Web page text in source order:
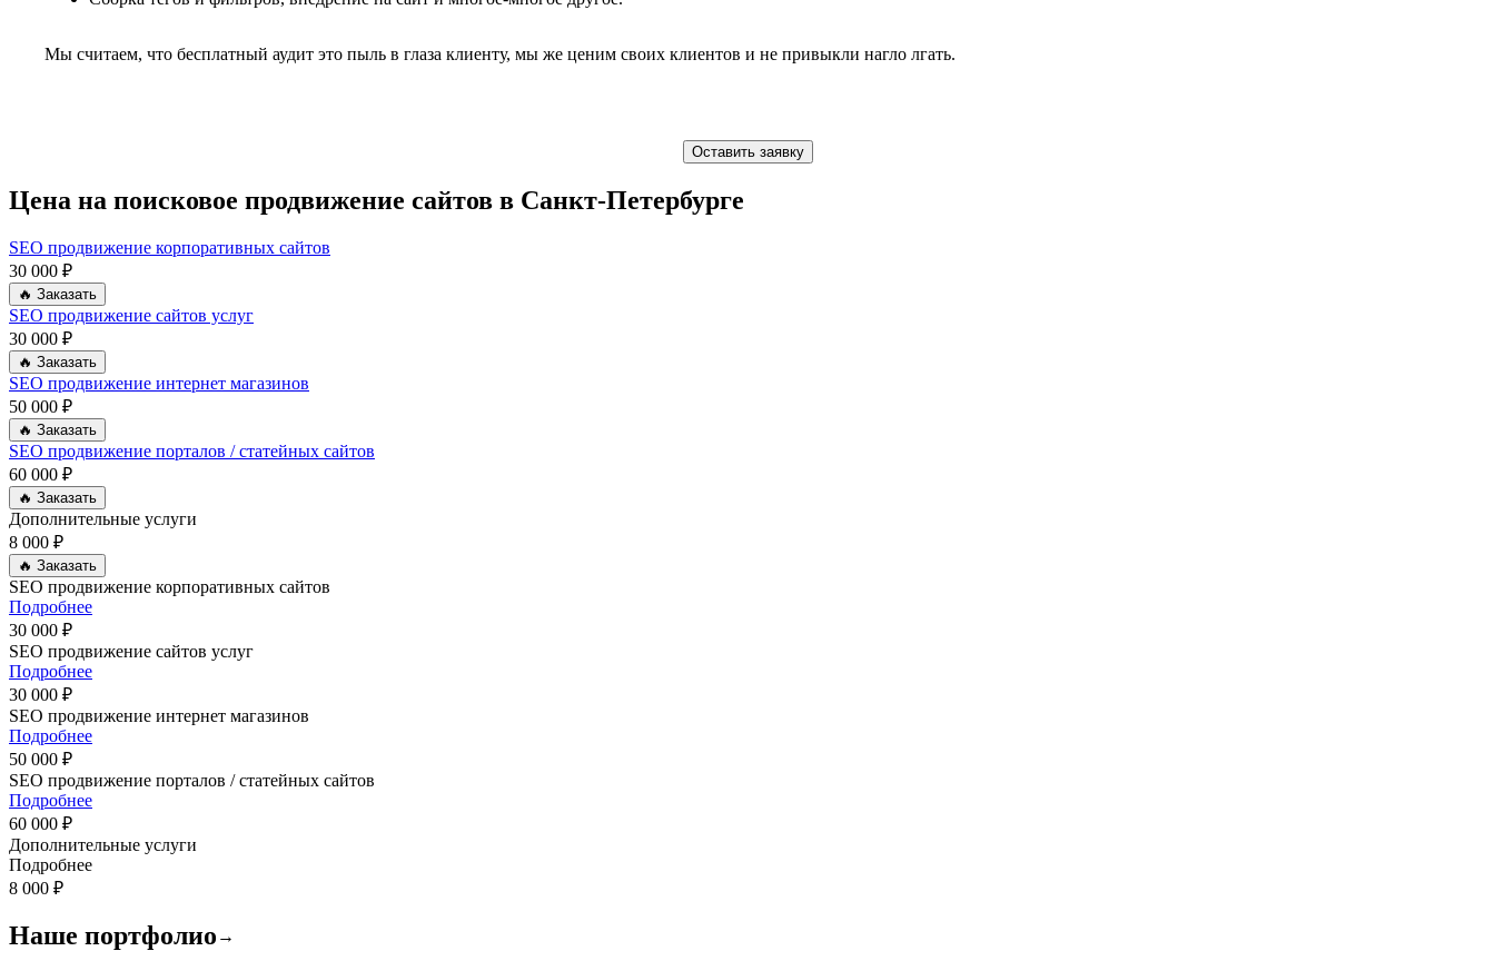
Мы считаем, что бесплатный аудит это пыль в глаза клиенту, мы же ценим своих клиентов и не привыкли нагло лгать.
Оставить заявку
Цена на поисковое продвижение сайтов в Санкт-Петербурге
SEO продвижение корпоративных сайтов
30 000 ₽
🔥 Заказать
SEO продвижение сайтов услуг
30 000 ₽
🔥 Заказать
SEO продвижение интернет магазинов
50 000 ₽
🔥 Заказать
SEO продвижение порталов / статейных сайтов
60 000 ₽
🔥 Заказать
Дополнительные услуги
8 000 ₽
🔥 Заказать
SEO продвижение корпоративных сайтов
Подробнее
30 000 ₽
SEO продвижение сайтов услуг
Подробнее
30 000 ₽
SEO продвижение интернет магазинов
Подробнее
50 000 ₽
SEO продвижение порталов / статейных сайтов
Подробнее
60 000 ₽
Дополнительные услуги
Подробнее
8 000 ₽
Наше портфолио →